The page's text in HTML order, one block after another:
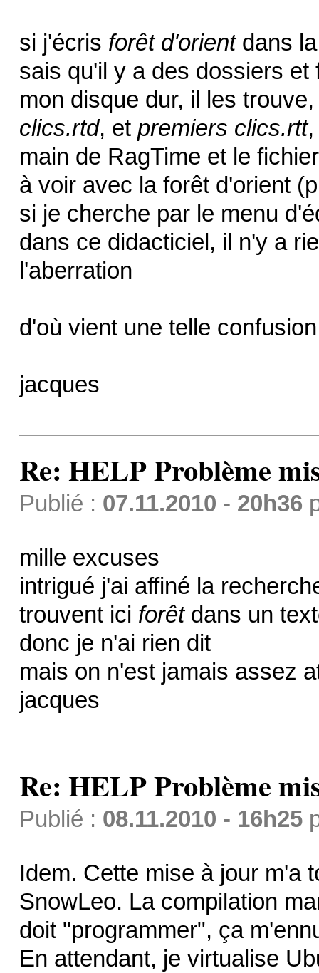
si j'écris forêt d'orientdans la
sais qu'il y a des dossiers
mon disque dur, il les
clics.rtd, et premiers clics.rtt,
main de RagTime et le
à voir avec la forêt d'orient
si je cherche par le menu
dans ce didacticiel, il n'y a
l'aberration
d'où vient une telle
jacques
Re: HELP Problème
Publié : 07.11.2010 - 20h36
mille excuses
intrigué j'ai affiné la
trouvent ici forêtdans un
donc je n'ai rien dit
mais on n'est jamais assez
jacques
Re: HELP Problème
Publié : 08.11.2010 - 16h25
Idem. Cette mise à jour m'a
SnowLeo. La compilation
doit "programmer", ça
En attendant, je virtualise